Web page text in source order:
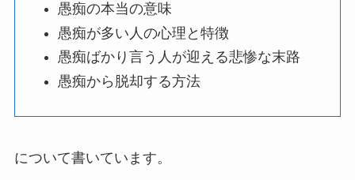
愚痴の本当の意味
愚痴が多い人の心理と特徴
愚痴ばかり言う人が迎える悲惨な末路
愚痴から脱却する方法
について書いています。